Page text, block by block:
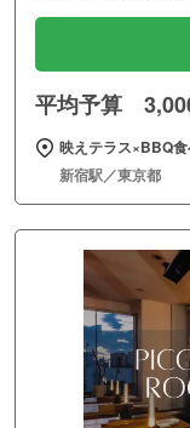
平均予算
映えテラス×BBQ
新宿駅／東京都